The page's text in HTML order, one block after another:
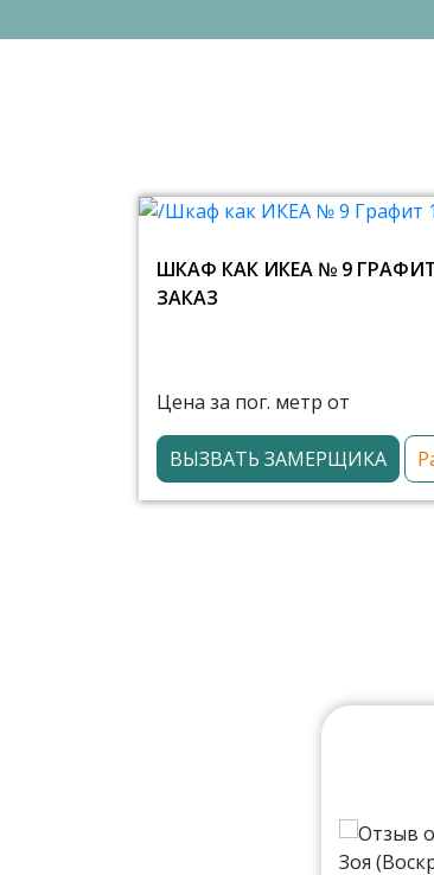
ШКАФ КАК ИКЕА № 9
ЗАКАЗ
Цена за пог. метр от
ВЫЗВАТЬ ЗАМЕРЩИКА